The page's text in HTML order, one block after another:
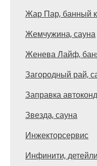
Жар Пар, банный
Жемчужина, сауна
Женева Лайф,
Загородный рай,
Заправка
Звезда, сауна
Инжекторсервис
Инфинити,